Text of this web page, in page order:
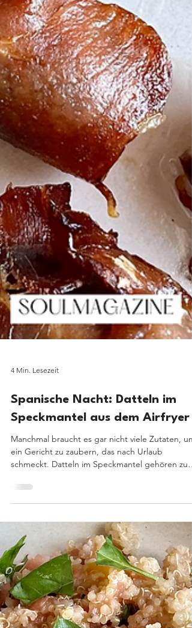
4 Min. Lesezeit
Spanische Nacht: Datteln im
Manchmal braucht es gar nicht viele Zutaten, um
ein Gericht zu zaubern, das nach Urlaub
schmeckt. Datteln im Speckmantel gehören zu
den bekanntesten Tapas Spaniens und
seit Jahren mit ihrer einzigartigen Kombination
aus süß, salzig und herzhaft. In dieser Variante
werden die Datteln zusätzlich mit cremigem
Frischkäse gefüllt und im Airfryer knusprig